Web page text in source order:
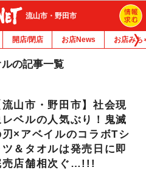
流山市・野田市
開店/閉店 お店News お店みち
の記事一覧
流山市・野田市】社会現
レベルの人気ぶり！鬼滅
刃×アベイルのコラボTシ
ツ＆タオルは発売日に即
売店舗相次ぐ…!!!